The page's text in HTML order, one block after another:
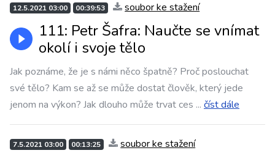
12.5.2021 03:00 00:39:53 soubor ke stažení
111: Petr Šafra: Naučte se vnímat
okolí i svoje tělo
Jak poznáme, že je s námi něco špatně? Proč poslouchat
své tělo? Kam se až se může dostat člověk, který jede
jenom na výkon? Jak dlouho může trvat ces ... číst dále
7.5.2021 03:00 00:13:25 soubor ke stažení